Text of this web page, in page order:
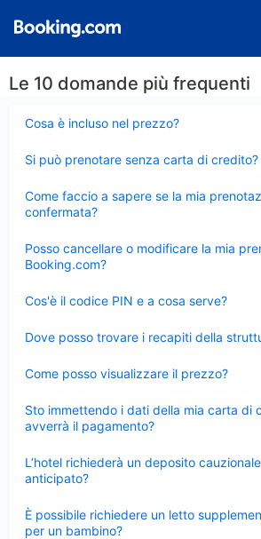
Le 10 domande più frequenti
Cosa è incluso nel prezzo?
chiuso
Si può prenotare senza carta di credito?
chiuso
Come faccio a sapere se la mia
confermata?
chiuso
Posso cancellare o modificare la mia
Booking.com?
chiuso
Cos'è il codice PIN e a cosa serve?
chiuso
Dove posso trovare i recapiti della
chiuso
Come posso visualizzare il prezzo?
chiuso
Sto immettendo i dati della mia carta di
avverrà il pagamento?
chiuso
L’hotel richiederà un deposito
anticipato?
chiuso
È possibile richiedere un letto
per un bambino?
Elemento
chiuso